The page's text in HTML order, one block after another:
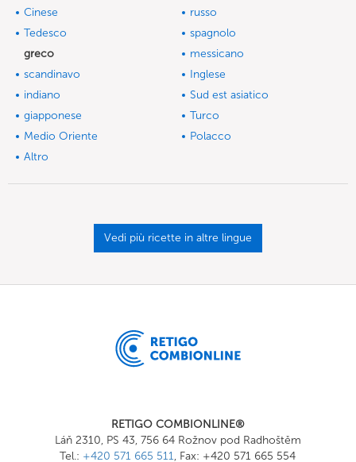
Cinese
russo
Tedesco
spagnolo
greco
messicano
scandinavo
Inglese
indiano
Sud est asiatico
giapponese
Turco
Medio Oriente
Polacco
Altro
Vedi più ricette in altre lingue
RETIGO COMBIONLINE®
Láň 2310, PS 43, 756 64 Rožnov pod Radhoštěm
Tel.: +420 571 665 511, Fax: +420 571 665 554